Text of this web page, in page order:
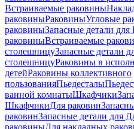
Встраиваемые раковины
раковиныРаковиныУгловые
раковиныЗапасные детали
раковиныВстраиваемые
столешницуЗапасные детали
столешницуРаковины в
детейРаковины коллективного
пользованияПьедесталы
ванной комнатыШкафчики
ШкафчикиДля раковин
раковинЗапасные детали для
раковиныДля накладных